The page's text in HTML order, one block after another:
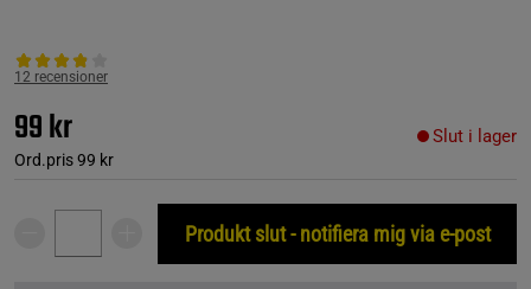
12 recensioner
99 kr
Ord.pris99 kr
Slut i lager
Produkt slut - notifiera mig via e-post